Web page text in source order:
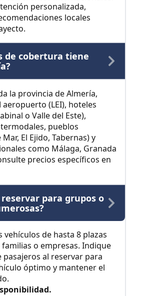
personalizada,
locales
de cobertura tiene
la provincia de Almería,
(LEI), hoteles
o Valle del Este),
pueblos
El Ejido, Tabernas) y
como Málaga, Granada
precios específicos en
reservar para grupos o
vehículos de hasta 8 plazas
o empresas. Indique
pasajeros al reservar para
óptimo y mantener el